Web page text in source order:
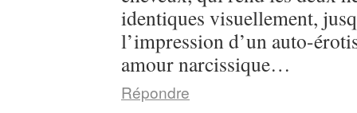
identiques visuellement,
l’impression d’un auto-
amour narcissique…
Répondre